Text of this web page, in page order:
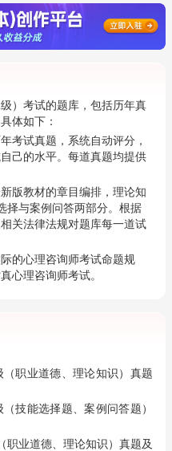
）考试的题库，包括历年真
体如下：
考试真题，系统自动评分，
己的水平。每道真题均提供
版教材的章目编排，理论知
择与案例问答两部分。根据
关法律法规对题库每一道试
的心理咨询师考试命题规
心理咨询师考试。
（职业道德、理论知识）真题
技能选择题、案例问答题）
职业道德、理论知识）真题及